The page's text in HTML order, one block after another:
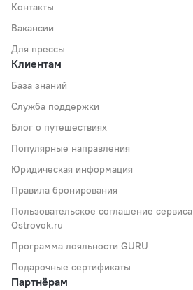
Контакты
Вакансии
Для прессы
Клиентам
База знаний
Служба поддержки
Блог о путешествиях
Популярные направления
Юридическая информация
Правила бронирования
Пользовательское соглашение сервиса
Ostrovok.ru
Программа лояльности GURU
Подарочные сертификаты
Партнёрам